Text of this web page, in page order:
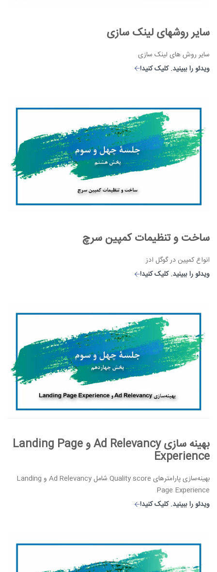
سایر روشهای لینک سازی
سایر روش های لینک سازی
ویدئو را ببینید. کلیک کنید!
ساخت و تنظیمات کمپین سرچ
انواع کمپین در گوگل ادز
ویدئو را ببینید. کلیک کنید!
بهینه سازی Ad Relevancy و Landing Page
Experience
بهینه‌سازی پارامترهای Quality score شامل Ad Relevancy و Landing
Page Experience
ویدئو را ببینید. کلیک کنید!